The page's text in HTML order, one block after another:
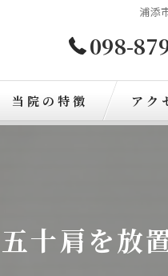
浦添
098-
当院の特徴
肩こり
アク
十肩を放